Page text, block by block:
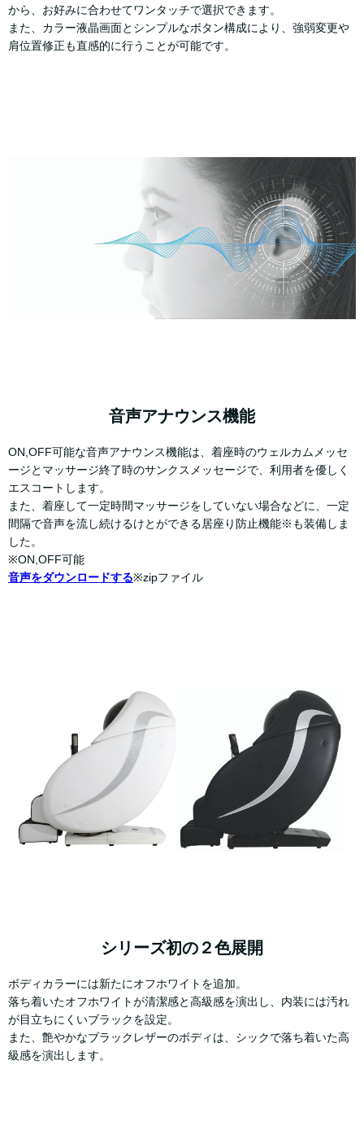
から、お好みに合わせてワンタッチで選択できます。
また、カラー液晶画面とシンプルなボタン構成により、強弱変更や
肩位置修正も直感的に行うことが可能です。
音声アナウンス機能
ON,OFF可能な音声アナウンス機能は、着座時のウェルカムメッセ
ージとマッサージ終了時のサンクスメッセージで、利用者を優しく
エスコートします。
また、着座して一定時間マッサージをしていない場合などに、一定
間隔で音声を流し続けるけとができる居座り防止機能※も装備しま
した。
※ON,OFF可能
音声をダウンロードする※zipファイル
シリーズ初の２色展開
ボディカラーには新たにオフホワイトを追加。
落ち着いたオフホワイトが清潔感と高級感を演出し、内装には汚れ
が目立ちにくいブラックを設定。
また、艶やかなブラックレザーのボディは、シックで落ち着いた高
級感を演出します。